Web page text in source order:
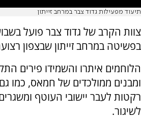
תיעוד מפעילות גדוד צבר במרחב זייתון
צוות הקרב של גדוד צבר פועל
בפשיטה במרחב זייתון שבצפון
הלוחמים איתרו והשמידו פירים
ומבנים ממולכדים של חמאס, כמו
רקטות לעבר יישובי העוטף
לשיגור.